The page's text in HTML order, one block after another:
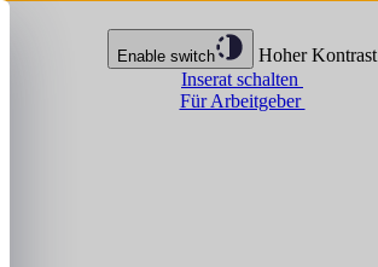
Enable switch
Hoher Kontrast
Inserat schalten
Für Arbeitgeber